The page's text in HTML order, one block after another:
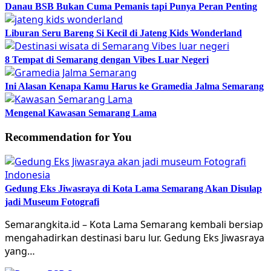
Danau BSB Bukan Cuma Pemanis tapi Punya Peran Penting
Liburan Seru Bareng Si Kecil di Jateng Kids Wonderland
8 Tempat di Semarang dengan Vibes Luar Negeri
Ini Alasan Kenapa Kamu Harus ke Gramedia Jalma Semarang
Mengenal Kawasan Semarang Lama
Recommendation for You
Gedung Eks Jiwasraya di Kota Lama Semarang Akan Disulap
jadi Museum Fotografi
Semarangkita.id – Kota Lama Semarang kembali bersiap
mengahadirkan destinasi baru lur. Gedung Eks Jiwasraya
yang…